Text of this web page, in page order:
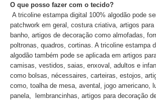
O que posso fazer com o tecido?
A tricoline estampa digital 100% algodão pode
patchwork em geral, costura criativa, artigos
banho, artigos de decoração como almofadas,
poltronas, quadros, cortinas. A tricoline estampa
algodão também pode se aplicada em artigos
camisas, vestidos, saias, enxoval, adultos e
como bolsas, nécessaires, carteiras, estojos,
como, toalha de mesa, avental, jogo americano,
panela, lembrancinhas, artigos para decoração